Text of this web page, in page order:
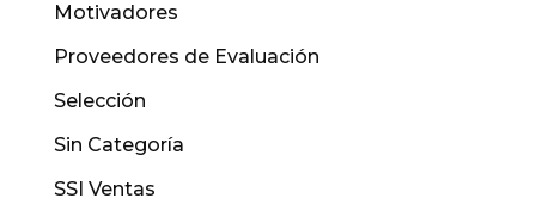
Motivadores
Proveedores de Evaluación
Selección
Sin Categoría
SSI Ventas